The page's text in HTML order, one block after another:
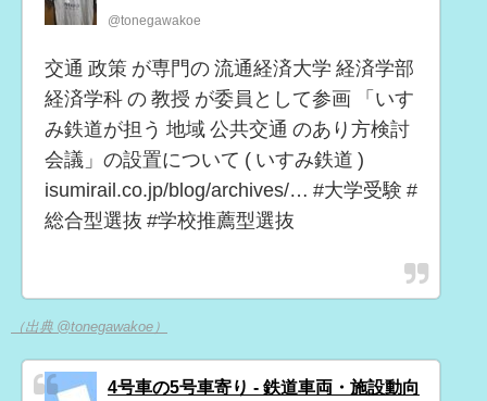
@tonegawakoe
交通 政策 が専門の 流通経済大学 経済学部
経済学科 の 教授 が委員として参画 「いす
み鉄道が担う 地域 公共交通 のあり方検討
会議」の設置について ( いすみ鉄道 )
isumirail.co.jp/blog/archives/… #大学受験 #
総合型選抜 #学校推薦型選抜
（出典 @tonegawakoe）
4号車の5号車寄り - 鉄道車両・施設動向